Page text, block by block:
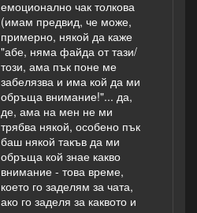
емоционално чак толкова
(имам предвид, че може,
примерно, някой да каже
"абе, няма файда от тази/
този, ама пък поне ме
забелязва и има кой да ми
обръща внимание!"... да,
де, ама на мен не ми
трябва някой, особено пък
баш някой такъв да ми
обръща кой знае какво
внимание - това време,
което го заделям за чата,
ако го заделя за каквото и